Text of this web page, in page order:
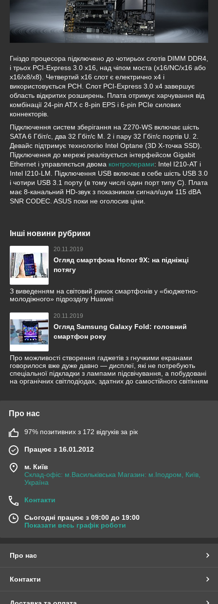
Гніздо процесора підключено до чотирьох слотів DIMM DDR4,
і трьох PCI-Express 3.0 x16, над чіпом моста (x16/NC/x16 або
x16/x8/x8). Четвертий x16 слот є електрично x4 і
використовується PCH. Слот PCI-Express 3.0 x4 завершує
область відкритих розширень. Плата отримує харчування від
комбінації 24-pin ATX c 8-pin EPS і 6-pin PCIe силових
коннекторів.
Підключення систем зберігання на Z270-WS включає шість
SATA 6 Гбіт/с, два 32 Гбіт/с M. 2 і пару 32 Гбіт/с портів U. 2.
Девайс підтримує технологію Intel Optane (3D X-точка SSD).
Підключення до мережі реалізується інтерфейсом Gigabit
Ethernet і управляється двома контролерами: Intel I210-AT і
Intel I210-LM. Підключення USB включає в себе шість USB 3.0
і чотири USB 3.1 порту (в тому числі один порт типу C). Плата
має 8-канальний HD-звук з показником сигнал/шум 115 dBA
SNR CODEC. ASUS поки не оголосив ціни.
Інші новини рубрики
20.11.2019
Огляд смартфона Honor 9X: на підніжці
потягу
З виведенням на світовий ринок смартфонів у «бюджетно-
молодіжного» підрозділу Huawei
20.11.2019
Огляд Samsung Galaxy Fold: головний
смартфон року
Про можливості створення гаджетів з гнучкими екранами
говорилося вже дуже давно — дисплеї, які не потребують
спеціальної підкладки з лампами підсвічування, а побудовані
на органічних світлодіодах, здатних до самостійного світінням
Про нас
97% позитивних з 172 відгуків за рік
Працює з 16.01.2012
м. Київ
Склад-офіс: м.Васильківська Магазин: м.Іподром, Київ,
Україна
Контакти
Сьогодні працює з 09:00 до 19:00
Показати весь графік роботи
Про нас
Контакти